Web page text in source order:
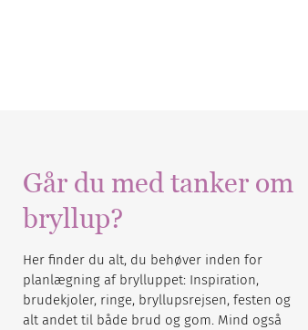
Går du med tanker om
bryllup?
Her finder du alt, du behøver inden for
planlægning af brylluppet: Inspiration,
brudekjoler, ringe, bryllupsrejsen, festen og
alt andet til både brud og gom. Mind også